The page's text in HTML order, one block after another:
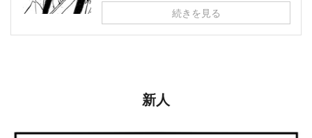
続きを見る
新人